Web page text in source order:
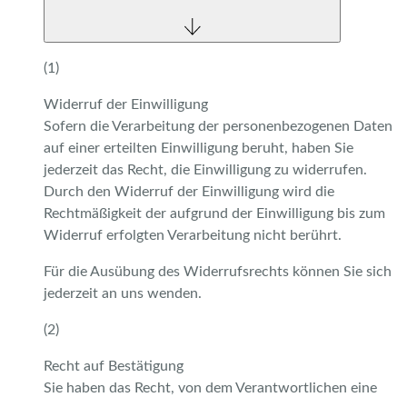
(1)
Widerruf der Einwilligung
Sofern die Verarbeitung der personenbezogenen Daten
auf einer erteilten Einwilligung beruht, haben Sie
jederzeit das Recht, die Einwilligung zu widerrufen.
Durch den Widerruf der Einwilligung wird die
Rechtmäßigkeit der aufgrund der Einwilligung bis zum
Widerruf erfolgten Verarbeitung nicht berührt.
Für die Ausübung des Widerrufsrechts können Sie sich
jederzeit an uns wenden.
(2)
Recht auf Bestätigung
Sie haben das Recht, von dem Verantwortlichen eine